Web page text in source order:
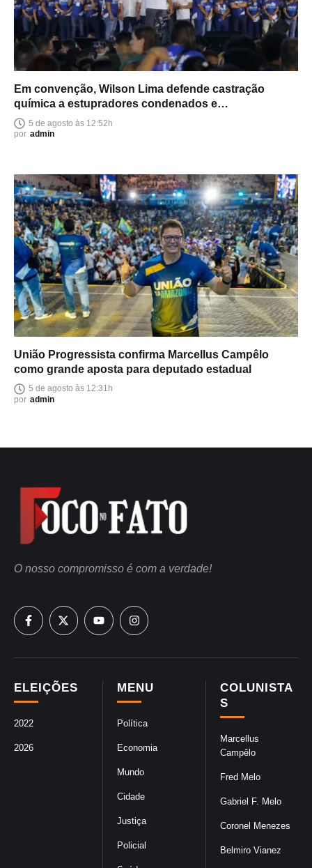
Em convenção, Wilson Lima defende castração
química a estupradores condenados e
endurecimento das leis
5 de agosto às 12:52h
por admin
União Progressista confirma Marcellus Campêlo
como grande aposta para deputado estadual
5 de agosto às 12:31h
por admin
COLUNISTA
S
Marcellus
Campêlo
Fred Melo
Gabriel F. Melo
Coronel Menezes
Belmiro Vianez
MENU
Política
Economia
Mundo
Cidade
Justiça
Policial
ELEIÇÕES
2022
2026
O nosso compromisso é com a verdade!